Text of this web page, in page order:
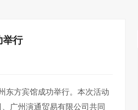
举行
东方宾馆成功举行。本次活动
广州演通贸易有限公司共同